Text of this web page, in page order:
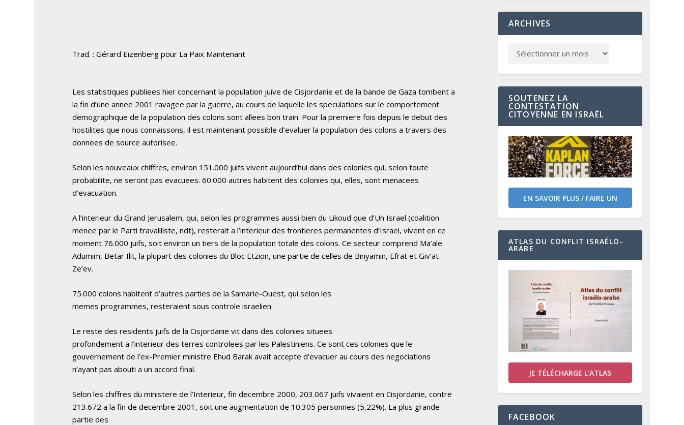
Trad. : Gérard Eizenberg pour La Paix Maintenant
Les statistiques publiees hier concernant la population juive de Cisjordanie et de la bande de Gaza tombent a
la fin d’une annee 2001 ravagee par la guerre, au cours de laquelle les speculations sur le comportement
demographique de la population des colons sont allees bon train. Pour la premiere fois depuis le debut des
hostilites que nous connaissons, il est maintenant possible d’evaluer la population des colons a travers des
donnees de source autorisee.
Selon les nouveaux chiffres, environ 151.000 juifs vivent aujourd’hui dans des colonies qui, selon toute
probabilite, ne seront pas evacuees. 60.000 autres habitent des colonies qui, elles, sont menacees
d’evacuation.
A l’interieur du Grand Jerusalem, qui, selon les programmes aussi bien du Likoud que d’Un Israel (coalition
menee par le Parti travailliste, ndt), resterait a l’interieur des frontieres permanentes d’Israel, vivent en ce
moment 76.000 juifs, soit environ un tiers de la population totale des colons. Ce secteur comprend Ma’ale
Adumim, Betar Ilit, la plupart des colonies du Bloc Etzion, une partie de celles de Binyamin, Efrat et Giv’at
Ze’ev.
75.000 colons habitent d’autres parties de la Samarie-Ouest, qui selon les
memes programmes, resteraient sous controle israelien.
Le reste des residents juifs de la Cisjordanie vit dans des colonies situees
profondement a l’interieur des terres controlees par les Palestiniens. Ce sont ces colonies que le
gouvernement de l’ex-Premier ministre Ehud Barak avait accepte d’evacuer au cours des negociations
n’ayant pas abouti a un accord final.
Selon les chiffres du ministere de l’Interieur, fin decembre 2000, 203.067 juifs vivaient en Cisjordanie, contre
213.672 a la fin de decembre 2001, soit une augmentation de 10.305 personnes (5,22%). La plus grande
partie des
ARCHIVES
SOUTENEZ LA
CONTESTATION
CITOYENNE EN ISRAËL
EN SAVOIR PLUS / FAIRE UN
DON
ATLAS DU CONFLIT ISRAÉLO-
ARABE
JE TÉLÉCHARGE L’ATLAS
FACEBOOK